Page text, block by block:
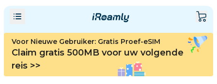
Voor Nieuwe Gebruiker: Gratis Proef-eSIM
Claim gratis 500MB voor uw volgende
reis >>